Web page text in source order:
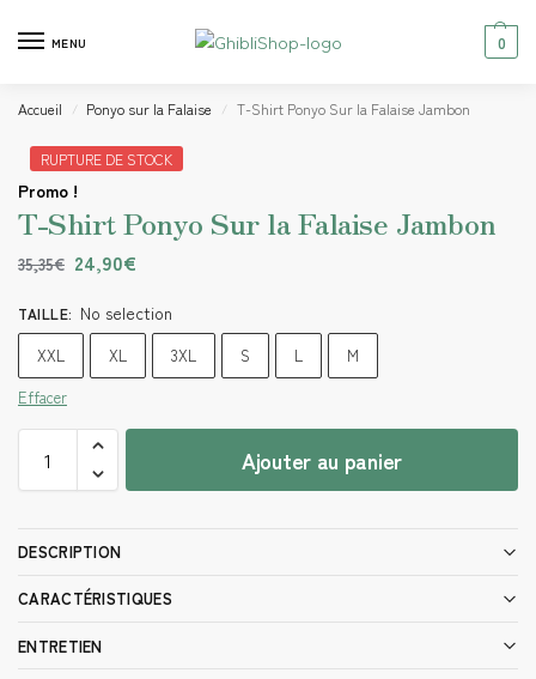
MENU 0
Accueil / Ponyo sur la Falaise / T-Shirt Ponyo Sur la Falaise Jambon
RUPTURE DE STOCK
Promo !
T-Shirt Ponyo Sur la Falaise Jambon
35,35€ 24,90€
TAILLE: No selection
XXL XL 3XL S L
M
Effacer
Ajouter au panier
DESCRIPTION
CARACTÉRISTIQUES
ENTRETIEN